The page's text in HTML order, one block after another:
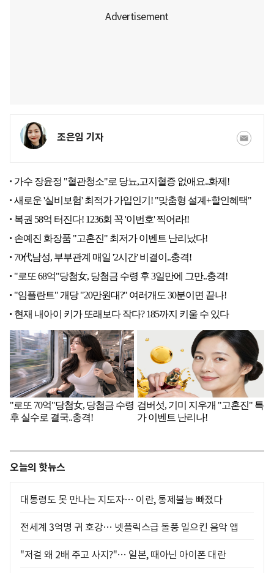
조은임 기자
오늘의 핫뉴스
대통령도 못 만나는 지도자… 이란, 통제불능 빠졌다
전세계 3억명 귀 호강… 넷플릭스급 돌풍 일으킨 음악 앱
"저걸 왜 2배 주고 사지?"… 일본, 때아닌 아이폰 대란